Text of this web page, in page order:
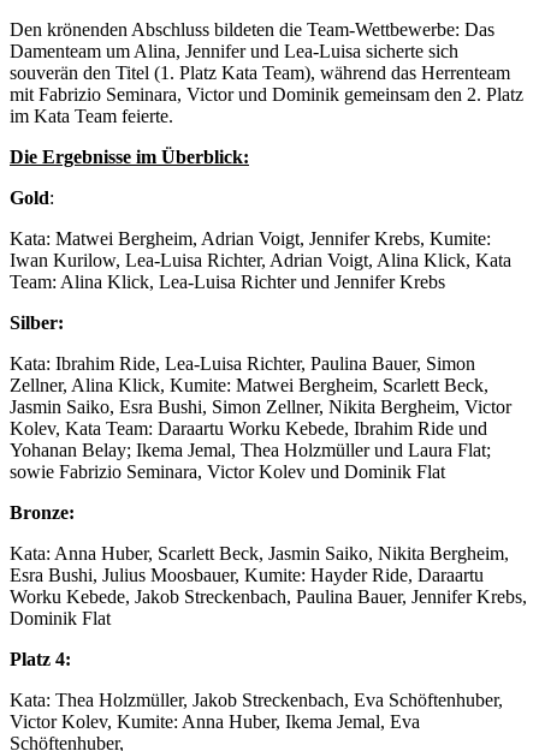
Den krönenden Abschluss bildeten die Team-Wettbewerbe: Das
Damenteam um Alina, Jennifer und Lea-Luisa sicherte sich
souverän den Titel (1. Platz Kata Team), während das Herrenteam
mit Fabrizio Seminara, Victor und Dominik gemeinsam den 2. Platz
im Kata Team feierte.
Die Ergebnisse im Überblick:
Gold:
Kata: Matwei Bergheim, Adrian Voigt, Jennifer Krebs, Kumite:
Iwan Kurilow, Lea-Luisa Richter, Adrian Voigt, Alina Klick, Kata
Team: Alina Klick, Lea-Luisa Richter und Jennifer Krebs
Silber:
Kata: Ibrahim Ride, Lea-Luisa Richter, Paulina Bauer, Simon
Zellner, Alina Klick, Kumite: Matwei Bergheim, Scarlett Beck,
Jasmin Saiko, Esra Bushi, Simon Zellner, Nikita Bergheim, Victor
Kolev, Kata Team: Daraartu Worku Kebede, Ibrahim Ride und
Yohanan Belay; Ikema Jemal, Thea Holzmüller und Laura Flat;
sowie Fabrizio Seminara, Victor Kolev und Dominik Flat
Bronze:
Kata: Anna Huber, Scarlett Beck, Jasmin Saiko, Nikita Bergheim,
Esra Bushi, Julius Moosbauer, Kumite: Hayder Ride, Daraartu
Worku Kebede, Jakob Streckenbach, Paulina Bauer, Jennifer Krebs,
Dominik Flat
Platz 4:
Kata: Thea Holzmüller, Jakob Streckenbach, Eva Schöftenhuber,
Victor Kolev, Kumite: Anna Huber, Ikema Jemal, Eva
Schöftenhuber,